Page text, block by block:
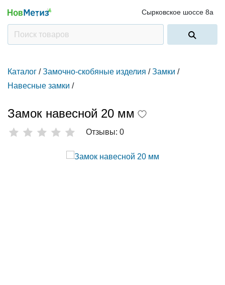
Сырковское шоссе 8а
Каталог / Замочно-скобяные изделия / Замки /
Навесные замки /
Замок навесной 20 мм
Отзывы: 0